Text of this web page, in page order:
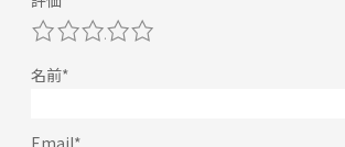
5
4
3
2